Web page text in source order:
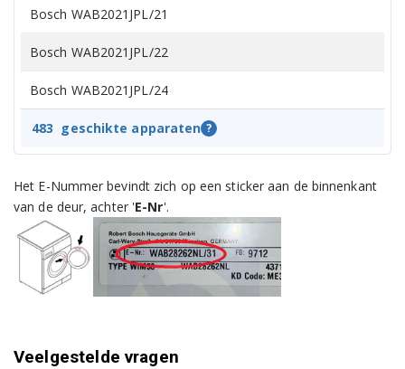
Bosch WAB2021JPL/21
Bosch WAB2021JPL/22
Bosch WAB2021JPL/24
Bosch WAB2021JPL/31
Bosch WAB20261II/17
Bosch WAB20261II/22
Bosch WAB20261II/23
Bosch WAB20262BY/15
483 geschikte apparaten ?
Het E-Nummer bevindt zich op een sticker aan de binnenkant
van de deur, achter 'E-Nr'.
Veelgestelde vragen